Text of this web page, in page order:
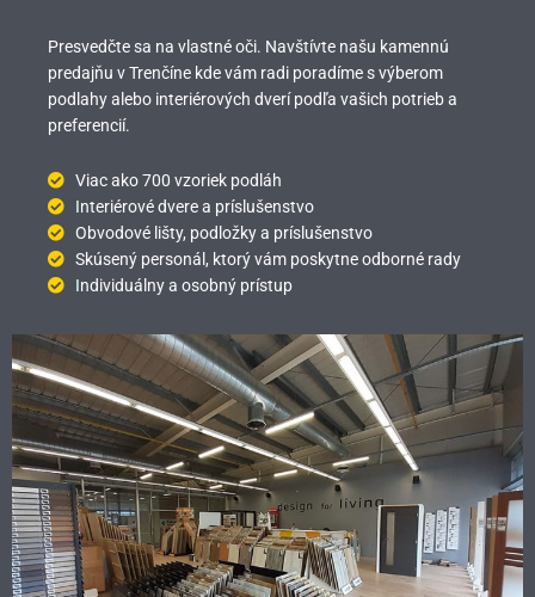
Presvedčte sa na vlastné oči. Navštívte našu kamennú
predajňu v Trenčíne kde vám radi poradíme s výberom
podlahy alebo interiérových dverí podľa vašich potrieb a
preferencií.
Viac ako 700 vzoriek podláh
Interiérové dvere a príslušenstvo
Obvodové lišty, podložky a príslušenstvo
Skúsený personál, ktorý vám poskytne odborné rady
Individuálny a osobný prístup